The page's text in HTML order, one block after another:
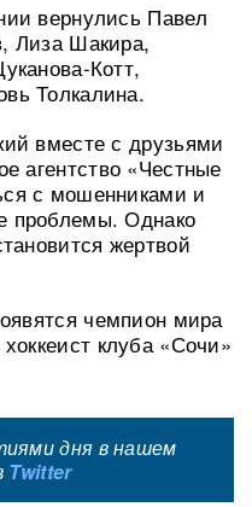
вернулись Павел
Лиза Шакира,
Котт,
Толкалина.
вместе с друзьями
агентство «Честные
с мошенниками и
проблемы. Однако
жертвой
чемпион мира
клуба «Сочи»
дня в нашем
Twitter